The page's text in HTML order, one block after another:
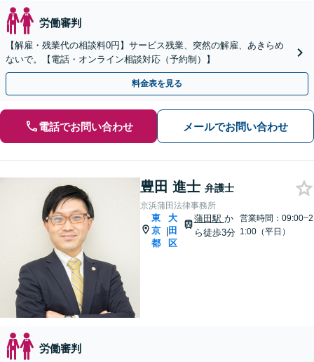
労働審判
【解雇・残業代の相談料0円】サービス残業、突然の解雇、あきらめ
ないで。【電話・オンライン相談対応（予約制）】
料金表を見る
電話でお問い合わせ メールでお問い合わせ
豊田 進士 弁護士
京浜蒲田法律事務所
東
京
都
|
大
田
区
蒲田駅 か
ら徒歩3分
営業時間：09:00~2
1:00（平日）
労働審判